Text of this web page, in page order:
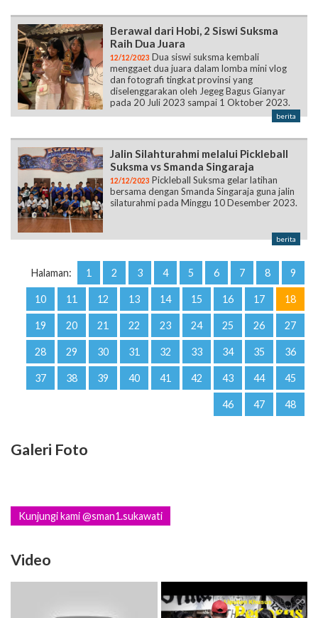
Berawal dari Hobi, 2 Siswi Suksma
Raih Dua Juara
12/12/2023 Dua siswi suksma kembali
menggaet dua juara dalam lomba mini vlog
dan fotografi tingkat provinsi yang
diselenggarakan oleh Jegeg Bagus Gianyar
pada 20 Juli 2023 sampai 1 Oktober 2023.
berita
Jalin Silahturahmi melalui Pickleball
Suksma vs Smanda Singaraja
12/12/2023 Pickleball Suksma gelar latihan
bersama dengan Smanda Singaraja guna jalin
silaturahmi pada Minggu 10 Desember 2023.
berita
Halaman: 1 2 3 4 5 6 7 8 9
10 11 12 13 14 15 16 17 18
19 20 21 22 23 24 25 26 27
28 29 30 31 32 33 34 35 36
37 38 39 40 41 42 43 44 45
46 47 48
Galeri Foto
Kunjungi kami @sman1.sukawati
Video